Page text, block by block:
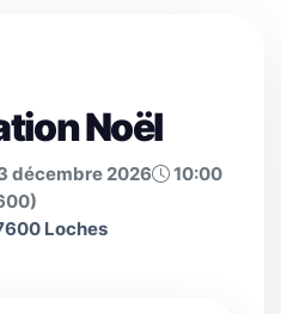
Noël
décembre 2026
10:00
Loches